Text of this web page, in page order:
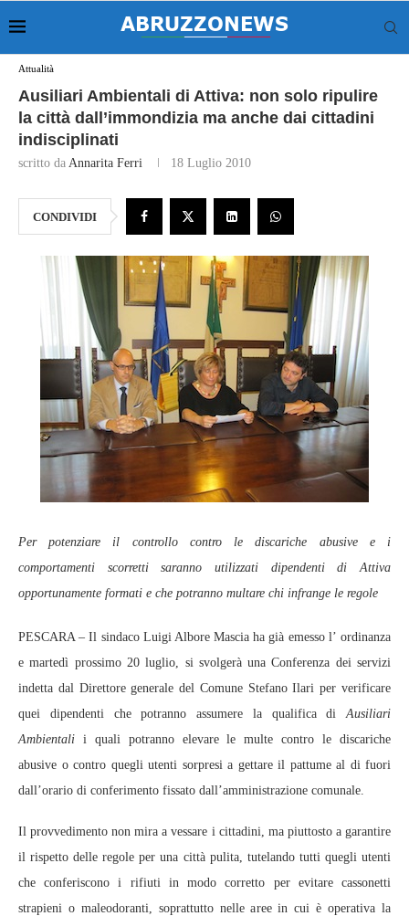
Attualità
Ausiliari Ambientali di Attiva: non solo ripulire
la città dall’immondizia ma anche dai cittadini
indisciplinati
scritto da Annarita Ferri 18 Luglio 2010
CONDIVIDI
Per potenziare il controllo contro le discariche abusive e i
comportamenti scorretti saranno utilizzati dipendenti di Attiva
opportunamente formati e che potranno multare chi infrange le regole
PESCARA – Il sindaco Luigi Albore Mascia ha già emesso l’ ordinanza
e martedì prossimo 20 luglio, si svolgerà una Conferenza dei servizi
indetta dal Direttore generale del Comune Stefano Ilari per verificare
quei dipendenti che potranno assumere la qualifica diAusiliari
Ambientali i quali potranno elevare le multe contro le discariche
abusive o contro quegli utenti sorpresi a gettare il pattume al di fuori
dall’orario di conferimento fissato dall’amministrazione comunale.
Il provvedimento non mira a vessare i cittadini, ma piuttosto a garantire
il rispetto delle regole per una città pulita, tutelando tutti quegli utenti
che conferiscono i rifiuti in modo corretto per evitare cassonetti
strapieni o maleodoranti, soprattutto nelle aree in cui è operativa la